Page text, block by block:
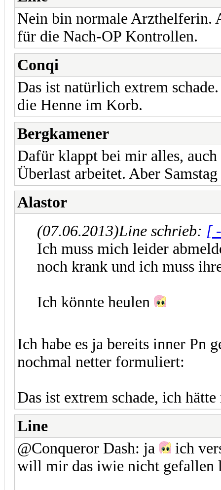
Nein bin normale Arzthelferin.
für die Nach-OP Kontrollen.
Conqi
Das ist natürlich extrem
die Henne im Korb.
Bergkamener
Dafür klappt bei mir alles, auch
Überlast arbeitet. Aber
Alastor
(07.06.2013)Line schrieb: [
Ich muss mich leider
noch krank und ich muss
Ich könnte heulen
Ich habe es ja bereits inner Pn
nochmal netter formuliert:
Das ist extrem schade, ich
Line
@Conqueror Dash: ja
ich
will mir das iwie nicht gefallen